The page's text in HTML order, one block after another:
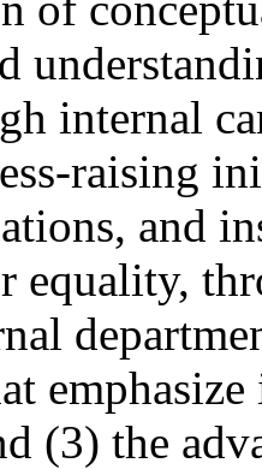
internal
raising
and
equality,
(3) the